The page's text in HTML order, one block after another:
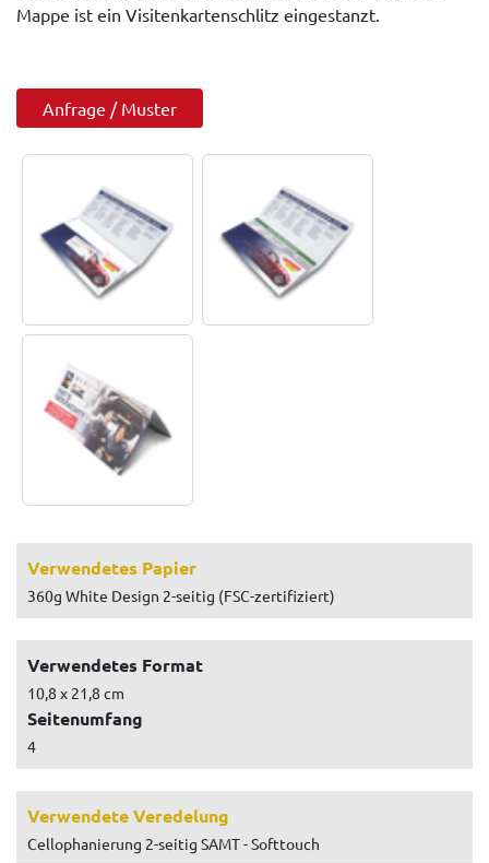
Mappe ist ein Visitenkartenschlitz eingestanzt.
Anfrage / Muster
Verwendetes Papier
360g White Design 2-seitig (FSC-zertifiziert)
Verwendetes Format
10,8 x 21,8 cm
Seitenumfang
4
Verwendete Veredelung
Cellophanierung 2-seitig SAMT - Softtouch